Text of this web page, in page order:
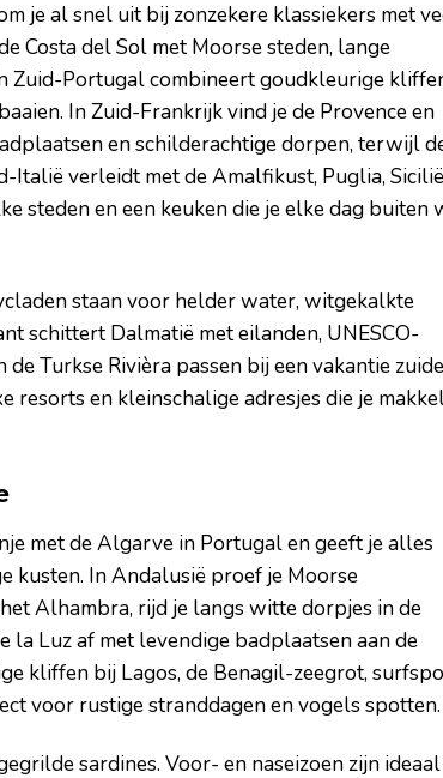
je al snel uit bij zonzekere klassiekers met
Costa del Sol met Moorse steden, lange
Zuid-Portugal combineert goudkleurige
In Zuid-Frankrijk vind je de Provence en
en schilderachtige dorpen, terwijl
Italië verleidt met de Amalfikust, Puglia, Sicilië
steden en een keuken die je elke dag buiten
staan voor helder water, witgekalkte
schittert Dalmatië met eilanden, UNESCO-
Turkse Rivièra passen bij een vakantie
resorts en kleinschalige adresjes die je
met de Algarve in Portugal en geeft je alles
kusten. In Andalusië proef je Moorse
Alhambra, rijd je langs witte dorpjes in de
la Luz af met levendige badplaatsen aan de
kliffen bij Lagos, de Benagil-zeegrot,
voor rustige stranddagen en vogels spotten.
sardines. Voor- en naseizoen zijn ideaal